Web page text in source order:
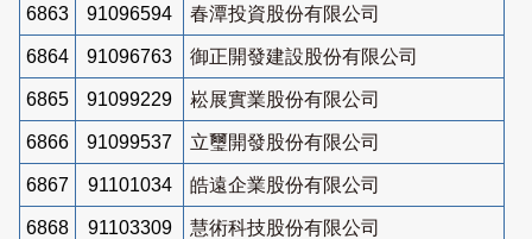
6863 91096594 春潭投資股份有限公司
6864 91096763 御正開發建設股份有限公司
6865 91099229 崧展實業股份有限公司
6866 91099537 立璽開發股份有限公司
6867 91101034 皓遠企業股份有限公司
6868 91103309 慧術科技股份有限公司